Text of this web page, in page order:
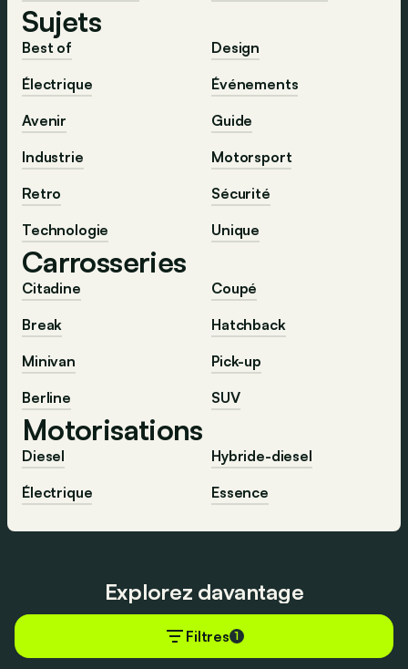
Filtres 1
Sujets
Best of
Design
Électrique
Événements
Avenir
Guide
Industrie
Motorsport
Retro
Sécurité
Technologie
Unique
Carrosseries
Citadine
Coupé
Break
Hatchback
Minivan
Pick-up
Berline
SUV
Motorisations
Diesel
Hybride-diesel
Électrique
Essence
Explorez davantage